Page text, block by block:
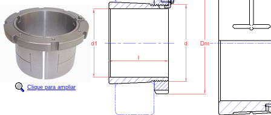
Clique para ampliar